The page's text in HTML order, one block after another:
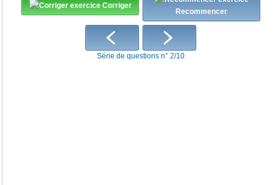
Corriger
Recommencer
Série de questions n° 2/10